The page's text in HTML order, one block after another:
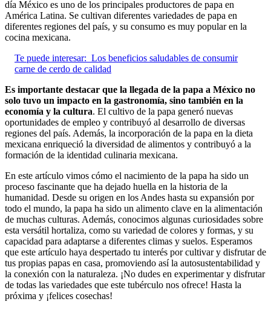
día México es uno de los principales productores de papa en
América Latina. Se cultivan diferentes variedades de papa en
diferentes regiones del país, y su consumo es muy popular en la
cocina mexicana.
Te puede interesar: Los beneficios saludables de consumir
carne de cerdo de calidad
Es importante destacar que la llegada de la papa a México no
solo tuvo un impacto en la gastronomía, sino también en la
economía y la cultura. El cultivo de la papa generó nuevas
oportunidades de empleo y contribuyó al desarrollo de diversas
regiones del país. Además, la incorporación de la papa en la dieta
mexicana enriqueció la diversidad de alimentos y contribuyó a la
formación de la identidad culinaria mexicana.
En este artículo vimos cómo el nacimiento de la papa ha sido un
proceso fascinante que ha dejado huella en la historia de la
humanidad. Desde su origen en los Andes hasta su expansión por
todo el mundo, la papa ha sido un alimento clave en la alimentación
de muchas culturas. Además, conocimos algunas curiosidades sobre
esta versátil hortaliza, como su variedad de colores y formas, y su
capacidad para adaptarse a diferentes climas y suelos. Esperamos
que este artículo haya despertado tu interés por cultivar y disfrutar de
tus propias papas en casa, promoviendo así la autosustentabilidad y
la conexión con la naturaleza. ¡No dudes en experimentar y disfrutar
de todas las variedades que este tubérculo nos ofrece! Hasta la
próxima y ¡felices cosechas!